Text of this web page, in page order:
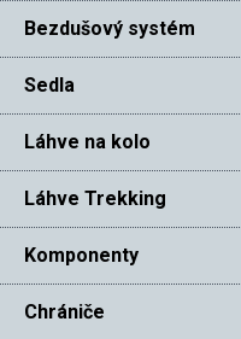
Bezdušový systém
Sedla
Láhve na kolo
Láhve Trekking
Komponenty
Chrániče